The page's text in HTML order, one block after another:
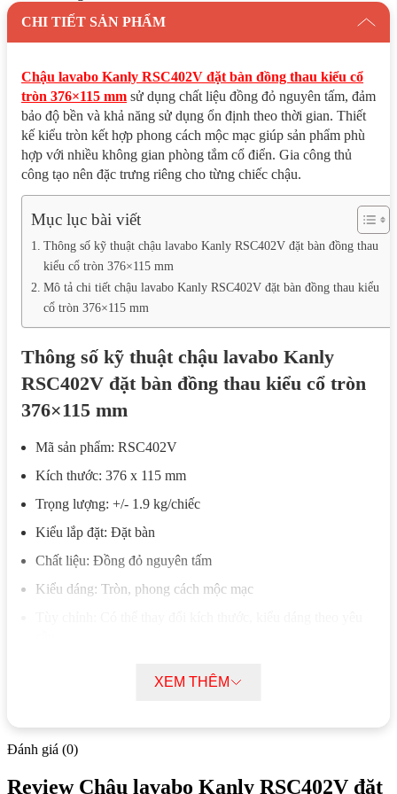
CHI TIẾT SẢN PHẨM
Chậu lavabo Kanly RSC402V đặt bàn đồng thau kiểu cổ
tròn 376×115 mm sử dụng chất liệu đồng đỏ nguyên tấm, đảm
bảo độ bền và khả năng sử dụng ổn định theo thời gian. Thiết
kế kiểu tròn kết hợp phong cách mộc mạc giúp sản phẩm phù
hợp với nhiều không gian phòng tắm cổ điển. Gia công thủ
công tạo nên đặc trưng riêng cho từng chiếc chậu.
Mục lục bài viết
Thông số kỹ thuật chậu lavabo Kanly RSC402V đặt bàn đồng thau
kiểu cổ tròn 376×115 mm
Mô tả chi tiết chậu lavabo Kanly RSC402V đặt bàn đồng thau kiểu
cổ tròn 376×115 mm
Thông số kỹ thuật chậu lavabo Kanly
RSC402V đặt bàn đồng thau kiểu cổ tròn
376×115 mm
Mã sản phẩm: RSC402V
Kích thước: 376 x 115 mm
Trọng lượng: +/- 1.9 kg/chiếc
Kiểu lắp đặt: Đặt bàn
Chất liệu: Đồng đỏ nguyên tấm
Kiểu dáng: Tròn, phong cách mộc mạc
Mô tả chi tiết chậu lavabo Kanly
RSC402V đặt bàn đồng thau kiểu cổ tròn
376×115 mm
XEM THÊM
Đánh giá (0)
Review Chậu lavabo Kanly RSC402V đặt